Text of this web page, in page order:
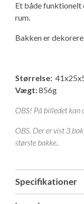
Isabella
Cookie &
GPDR -
GPDR -
Et både
rum.
Bakken er
Størrelse:
Vægt:856g
OBS! På billedet kan
OBS. Der er vist 3
største bakke..
Specifikationer